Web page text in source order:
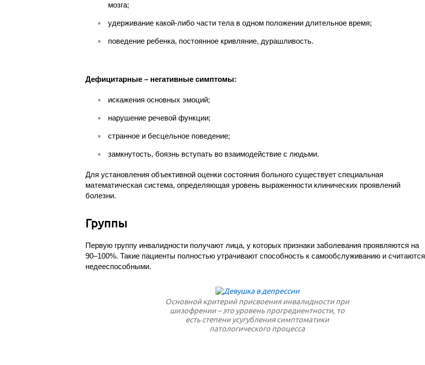
мозга;
удерживание какой-либо части тела в одном положении длительное время;
поведение ребенка, постоянное кривляние, дурашливость.
Дефицитарные – негативные симптомы:
искажения основных эмоций;
нарушение речевой функции;
странное и бесцельное поведение;
замкнутость, боязнь вступать во взаимодействие с людьми.
Для установления объективной оценки состояния больного существует специальная
математическая система, определяющая уровень выраженности клинических проявлений
болезни.
Группы
Первую группу инвалидности получают лица, у которых признаки заболевания проявляются на
90–100%. Такие пациенты полностью утрачивают способность к самообслуживанию и считаются
недееспособными.
Основной критерий присвоения инвалидности при
шизофрении – это уровень прогредиентности, то
есть степени усугубления симптоматики
патологического процесса